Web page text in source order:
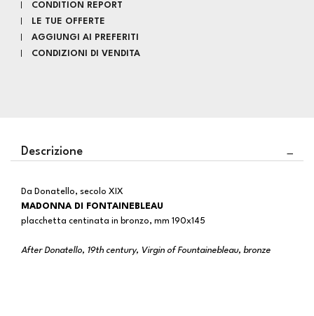
CONDITION REPORT
LE TUE OFFERTE
AGGIUNGI AI PREFERITI
CONDIZIONI DI VENDITA
Descrizione
Da Donatello, secolo XIX
MADONNA DI FONTAINEBLEAU
placchetta centinata in bronzo, mm 190x145
After Donatello, 19th century, Virgin of Fountainebleau, bronze